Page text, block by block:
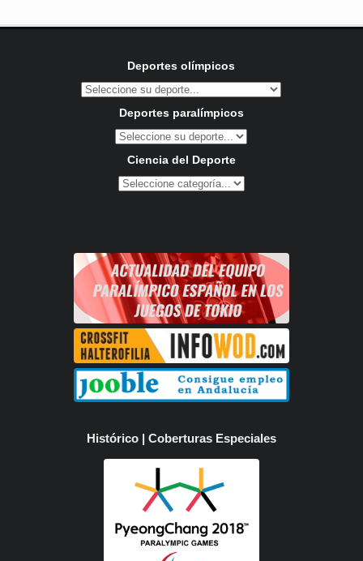
Deportes olímpicos
Deportes paralímpicos
Ciencia del Deporte
Histórico | Coberturas Especiales